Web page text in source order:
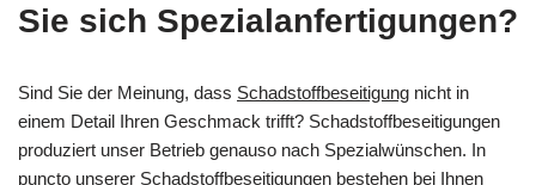
Sie sich Spezialanfertigungen?
Sind Sie der Meinung, dass Schadstoffbeseitigung nicht in
einem Detail Ihren Geschmack trifft? Schadstoffbeseitigungen
produziert unser Betrieb genauso nach Spezialwünschen. In
puncto unserer Schadstoffbeseitigungen bestehen bei Ihnen